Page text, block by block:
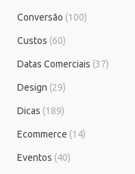
Conversão (100)
Custos (60)
Datas Comerciais (37)
Design (29)
Dicas (189)
Ecommerce (14)
Eventos (40)